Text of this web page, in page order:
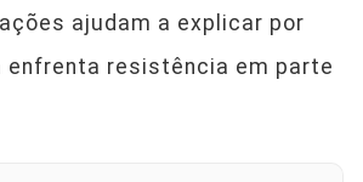
ajudam a explicar por
enfrenta resistência em parte